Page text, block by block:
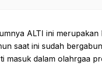
ALTI ini merupakan
saat ini sudah
masuk dalam olahrgaa